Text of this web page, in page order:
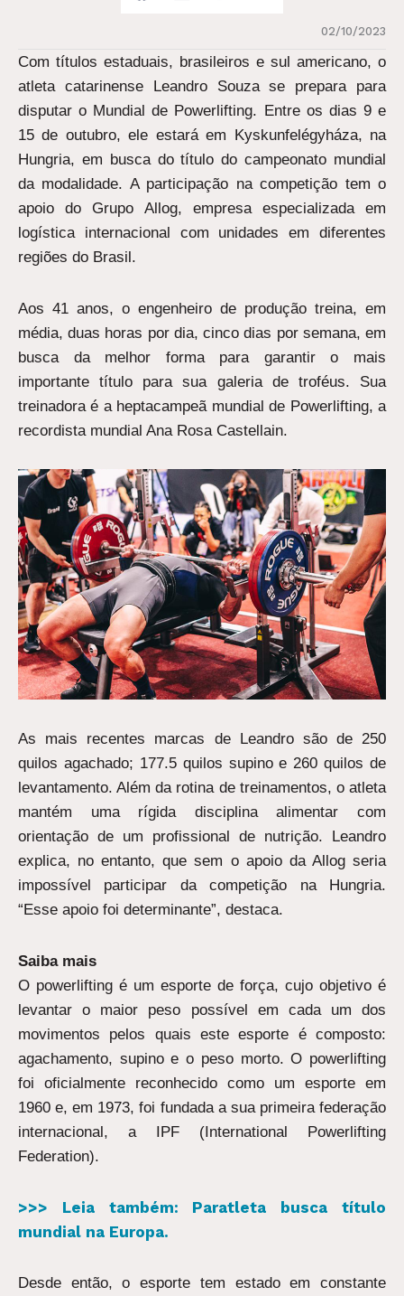
02/10/2023
Com títulos estaduais, brasileiros e sul americano, o
atleta catarinense Leandro Souza se prepara para
disputar o Mundial de Powerlifting. Entre os dias 9 e
15 de outubro, ele estará em Kyskunfelégyháza, na
Hungria, em busca do título do campeonato mundial
da modalidade. A participação na competição tem o
apoio do Grupo Allog, empresa especializada em
logística internacional com unidades em diferentes
regiões do Brasil.
Aos 41 anos, o engenheiro de produção treina, em
média, duas horas por dia, cinco dias por semana, em
busca da melhor forma para garantir o mais
importante título para sua galeria de troféus. Sua
treinadora é a heptacampeã mundial de Powerlifting, a
recordista mundial Ana Rosa Castellain.
As mais recentes marcas de Leandro são de 250
quilos agachado; 177.5 quilos supino e 260 quilos de
levantamento. Além da rotina de treinamentos, o atleta
mantém uma rígida disciplina alimentar com
orientação de um profissional de nutrição. Leandro
explica, no entanto, que sem o apoio da Allog seria
impossível participar da competição na Hungria.
“Esse apoio foi determinante”, destaca.
Saiba mais
O powerlifting é um esporte de força, cujo objetivo é
levantar o maior peso possível em cada um dos
movimentos pelos quais este esporte é composto:
agachamento, supino e o peso morto. O powerlifting
foi oficialmente reconhecido como um esporte em
1960 e, em 1973, foi fundada a sua primeira federação
internacional, a IPF (International Powerlifting
Federation).
>>> Leia também: Paratleta busca título
mundial na Europa.
Desde então, o esporte tem estado em constante